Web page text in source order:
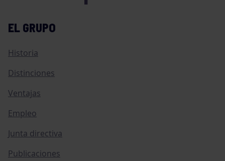
EL GRUPO
Historia
Distinciones
Ventajas
Empleo
Junta directiva
Publicaciones